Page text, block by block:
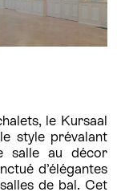
le Kursaal
style prévalant
salle au décor
d’élégantes
de bal. Cet